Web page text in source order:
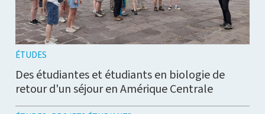
ÉTUDES
Des étudiantes et étudiants en biologie de
retour d'un séjour en Amérique Centrale